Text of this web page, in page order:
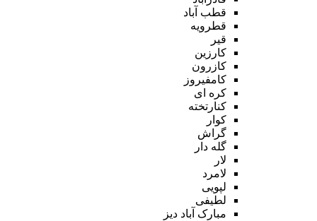
قطب آباد
قطرویه
قیر
کارزین
کازرون
کامفیروز
کره ای
کنارتخته
کوار
گراش
گله دار
لار
لامرد
لپویی
لطیفی
مبارک آباد دیز